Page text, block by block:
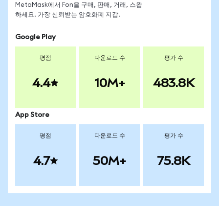
MetaMask에서 Fon을 구매, 판매, 거래, 스왑
하세요. 가장 신뢰받는 암호화폐 지갑.
Google Play
평점
4.4
다운로드 수
10M+
평가 수
483.8K
App Store
평점
4.7
다운로드 수
50M+
평가 수
75.8K